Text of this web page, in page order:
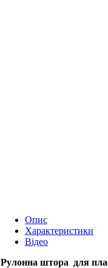
Опис
Характеристики
Відео
Рулонна штора для